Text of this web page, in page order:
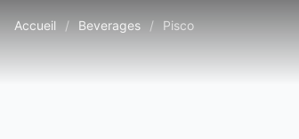
Accueil / Beverages / Pisco